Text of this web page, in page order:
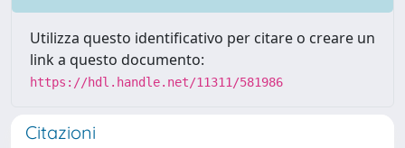
Utilizza questo identificativo per citare o creare un
link a questo documento:
https://hdl.handle.net/11311/581986
Citazioni